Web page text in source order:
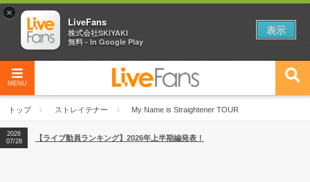
MENU
トップ ストレイテナー My Name is Straightener TOUR
04/27
【フェス特集2026】フェス情報はここから！
2026
07/28
2026
【フェス特集2026】フェス情報はここから！
2026
07/28
【ライブ動員ランキング】2026年上半期編発表！
×
LiveFans
株式会社SKIYAKI
無料 - In Google Play
表示